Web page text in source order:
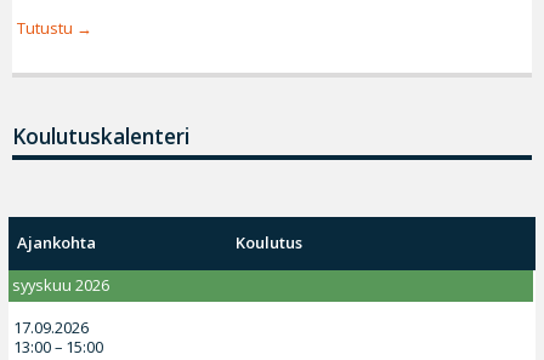
Tutustu
Koulutuskalenteri
Ajankohta
Koulutus
syyskuu 2026
17.09.2026
13:00 – 15:00